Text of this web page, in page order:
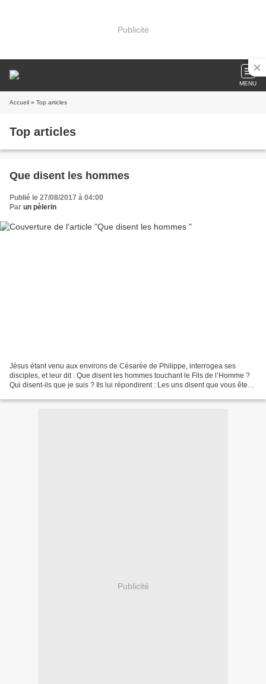
Publicité
MENU
Accueil » Top articles
Top articles
Que disent les hommes
Publié le 27/08/2017 à 04:00
Par un pèlerin
Jésus étant venu aux environs de Césarée de Philippe, interrogea ses
disciples, et leur dit : Que disent les hommes touchant le Fils de l’Homme ?
Qui disent-ils que je suis ? Ils lui répondirent : Les uns disent que vous êtes
Publicité